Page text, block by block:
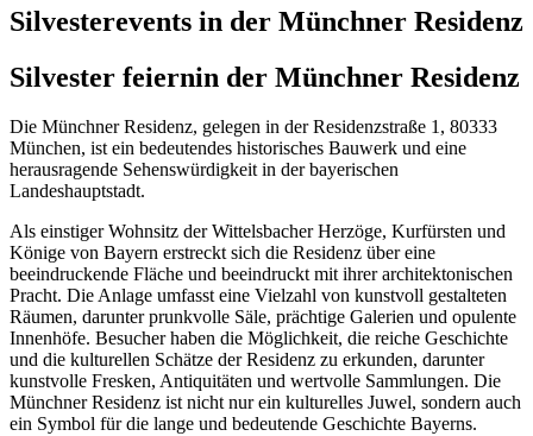
Silvesterevents in der Münchner Residenz
Silvester feiernin der Münchner Residenz
Die Münchner Residenz, gelegen in der Residenzstraße 1, 80333
München, ist ein bedeutendes historisches Bauwerk und eine
herausragende Sehenswürdigkeit in der bayerischen
Landeshauptstadt.
Als einstiger Wohnsitz der Wittelsbacher Herzöge, Kurfürsten und
Könige von Bayern erstreckt sich die Residenz über eine
beeindruckende Fläche und beeindruckt mit ihrer architektonischen
Pracht. Die Anlage umfasst eine Vielzahl von kunstvoll gestalteten
Räumen, darunter prunkvolle Säle, prächtige Galerien und opulente
Innenhöfe. Besucher haben die Möglichkeit, die reiche Geschichte
und die kulturellen Schätze der Residenz zu erkunden, darunter
kunstvolle Fresken, Antiquitäten und wertvolle Sammlungen. Die
Münchner Residenz ist nicht nur ein kulturelles Juwel, sondern auch
ein Symbol für die lange und bedeutende Geschichte Bayerns.